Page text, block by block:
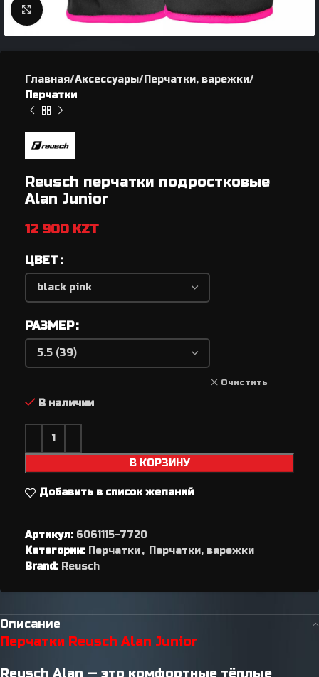
Нажмите, чтобы увеличить
Главная Аксессуары Перчатки, варежки
Перчатки
Reusch перчатки подростковые
Alan Junior
12 900 KZT
ЦВЕТ
РАЗМЕР
Очистить
В наличии
В КОРЗИНУ
Добавить в список желаний
Артикул: 6061115-7720
Категории: Перчатки, Перчатки, варежки
Brand: Reusch
Описание
Перчатки Reusch Alan Junior
Reusch Alan — это комфортные тёплые